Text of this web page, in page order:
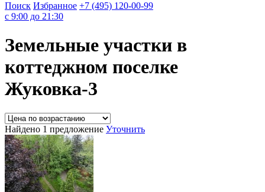
Поиск Избранное +7 (495) 120-00-99
c 9:00 до 21:30
Земельные участки в
коттеджном поселке
Жуковка-3
Найдено 1 предложение Уточнить